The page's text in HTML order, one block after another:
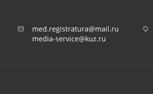
med.registratura@mail.ru
media-service@kuz.ru